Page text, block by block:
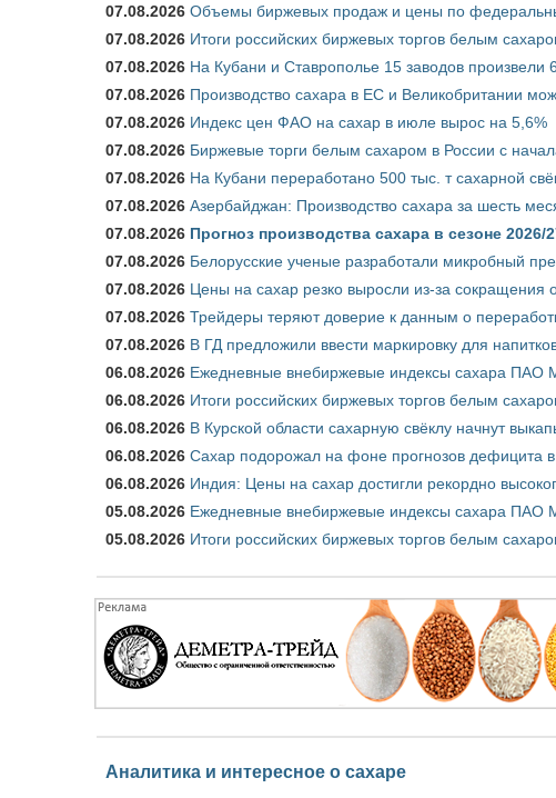
07.08.2026 Объемы биржевых продаж и цены по
07.08.2026 Итоги российских биржевых торгов белым
07.08.2026 На Кубани и Ставрополье 15 заводов произвели
07.08.2026 Производство сахара в ЕС и Великобритании
07.08.2026 Индекс цен ФАО на сахар в июле вырос на 5,6%
07.08.2026 Биржевые торги белым сахаром в России с
07.08.2026 На Кубани переработано 500 тыс. т сахарной
07.08.2026 Азербайджан: Производство сахара за шесть
07.08.2026 Прогноз производства сахара в сезоне
07.08.2026 Белорусские ученые разработали микробный
07.08.2026 Цены на сахар резко выросли из-за сокращения
07.08.2026 Трейдеры теряют доверие к данным о
07.08.2026 В ГД предложили ввести маркировку для
06.08.2026 Ежедневные внебиржевые индексы сахара ПАО
06.08.2026 Итоги российских биржевых торгов белым
06.08.2026 В Курской области сахарную свёклу начнут
06.08.2026 Сахар подорожал на фоне прогнозов дефицита
06.08.2026 Индия: Цены на сахар достигли рекордно
05.08.2026 Ежедневные внебиржевые индексы сахара ПАО
05.08.2026 Итоги российских биржевых торгов белым
Аналитика и интересное о сахаре